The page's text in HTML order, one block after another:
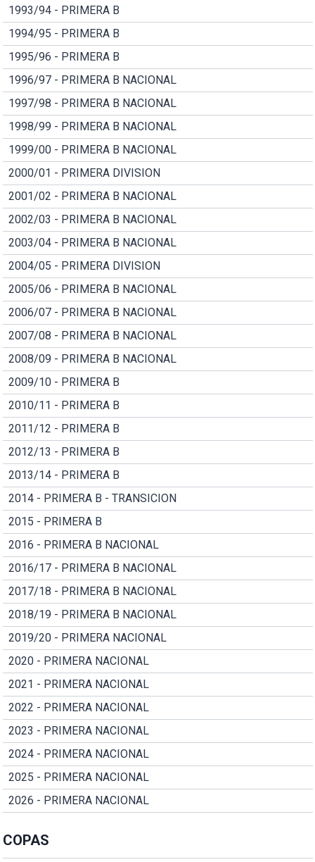
1993/94 - PRIMERA B
1994/95 - PRIMERA B
1995/96 - PRIMERA B
1996/97 - PRIMERA B NACIONAL
1997/98 - PRIMERA B NACIONAL
1998/99 - PRIMERA B NACIONAL
1999/00 - PRIMERA B NACIONAL
2000/01 - PRIMERA DIVISION
2001/02 - PRIMERA B NACIONAL
2002/03 - PRIMERA B NACIONAL
2003/04 - PRIMERA B NACIONAL
2004/05 - PRIMERA DIVISION
2005/06 - PRIMERA B NACIONAL
2006/07 - PRIMERA B NACIONAL
2007/08 - PRIMERA B NACIONAL
2008/09 - PRIMERA B NACIONAL
2009/10 - PRIMERA B
2010/11 - PRIMERA B
2011/12 - PRIMERA B
2012/13 - PRIMERA B
2013/14 - PRIMERA B
2014 - PRIMERA B - TRANSICION
2015 - PRIMERA B
2016 - PRIMERA B NACIONAL
2016/17 - PRIMERA B NACIONAL
2017/18 - PRIMERA B NACIONAL
2018/19 - PRIMERA B NACIONAL
2019/20 - PRIMERA NACIONAL
2020 - PRIMERA NACIONAL
2021 - PRIMERA NACIONAL
2022 - PRIMERA NACIONAL
2023 - PRIMERA NACIONAL
2024 - PRIMERA NACIONAL
2025 - PRIMERA NACIONAL
2026 - PRIMERA NACIONAL
COPAS